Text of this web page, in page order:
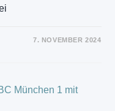
7. NOVEMBER 2024